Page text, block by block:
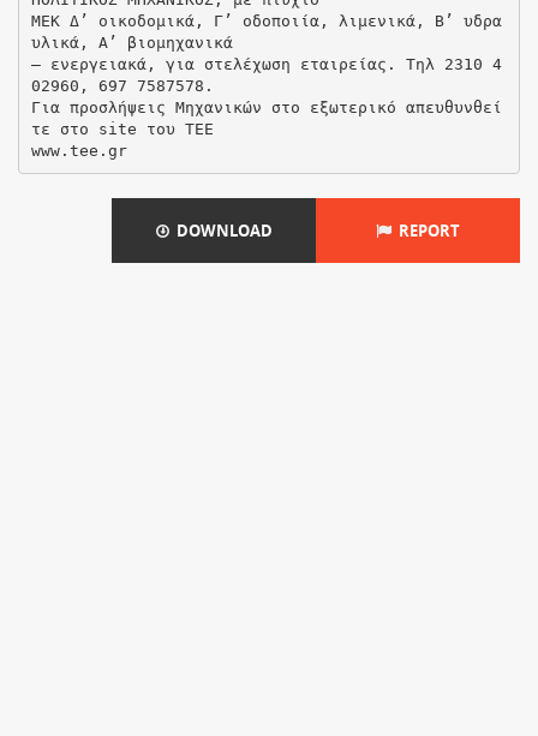
ΜΕΚ Δ’ οικοδομικά, Γ’ οδοποιία, λιμενικά, Β’ υδρα
υλικά, Α’ βιομηχανικά
– ενεργειακά, για στελέχωση εταιρείας. Τηλ 2310 4
02960, 697 7587578.
Για προσλήψεις Μηχανικών στο εξωτερικό απευθυνθεί
τε στο site του ΤΕΕ
www.tee.gr
DOWNLOAD REPORT